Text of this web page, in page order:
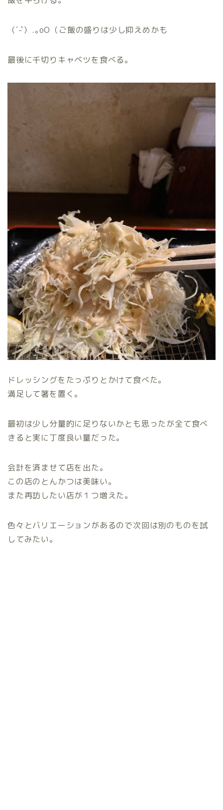
（´-`）.｡oO（ご飯の盛りは少し抑えめかも
最後に千切りキャベツを食べる。
ドレッシングをたっぷりとかけて食べた。
満足して箸を置く。
最初は少し分量的に足りないかとも思ったが全て食べ
きると実に丁度良い量だった。
会計を済ませて店を出た。
この店のとんかつは美味い。
また再訪したい店が１つ増えた。
色々とバリエーションがあるので次回は別のものを試
してみたい。